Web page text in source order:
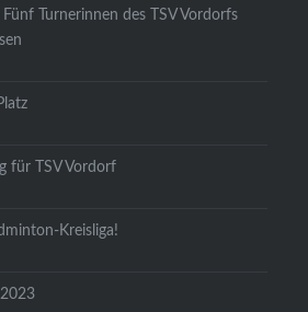
Turnerinnen des TSV Vordorfs
für TSV Vordorf
Kreisliga!